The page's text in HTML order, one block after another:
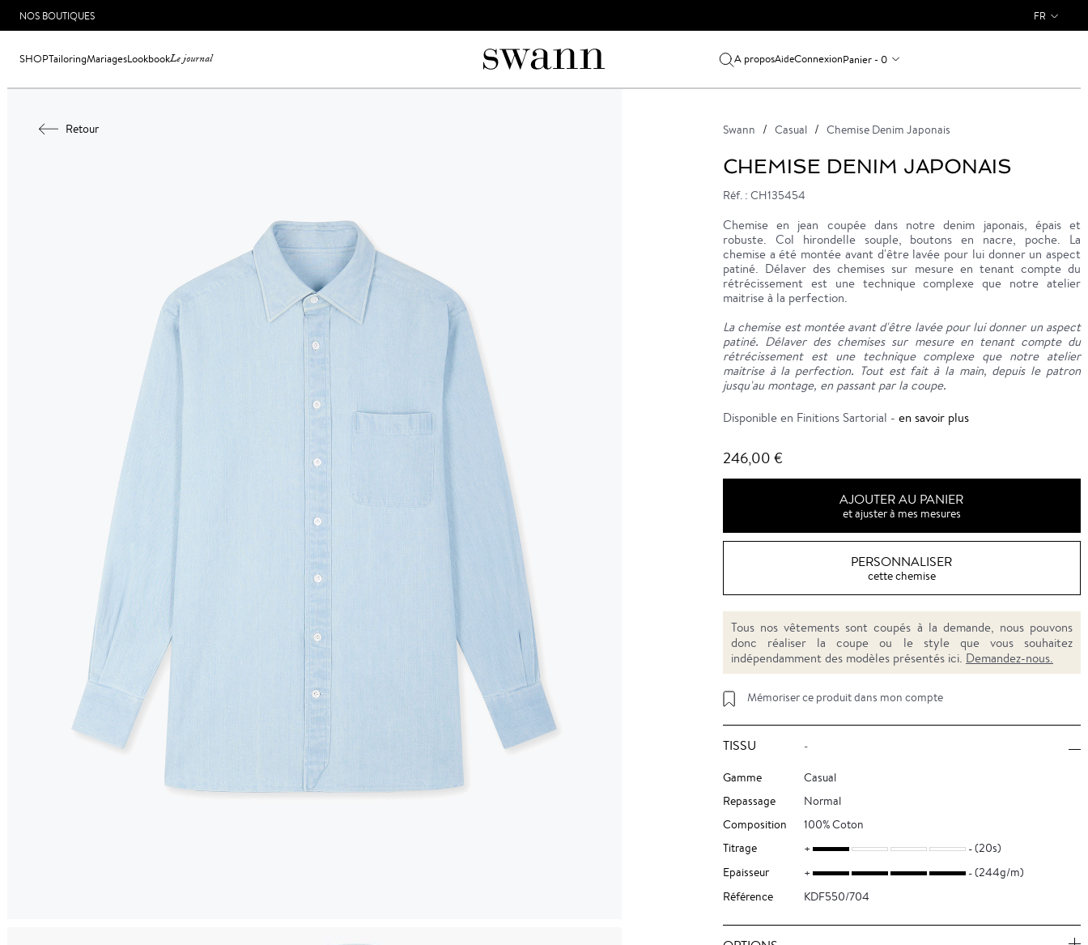
NOS BOUTIQUES FR
SHOPTailoringMariagesLookbookLe journal A proposAideConnexionPanier - 0
Retour Swann Casual Chemise Denim Japonais
CHEMISE DENIM JAPONAIS
Réf. : CH135454
Chemise en jean coupée dans notre denim japonais, épais et
robuste. Col hirondelle souple, boutons en nacre, poche. La
chemise a été montée avant d'être lavée pour lui donner un aspect
patiné. Délaver des chemises sur mesure en tenant compte du
rétrécissement est une technique complexe que notre atelier
maitrise à la perfection.
La chemise est montée avant d'être lavée pour lui donner un aspect
patiné. Délaver des chemises sur mesure en tenant compte du
rétrécissement est une technique complexe que notre atelier
maitrise à la perfection. Tout est fait à la main, depuis le patron
jusqu'au montage, en passant par la coupe.
Disponible en Finitions Sartorial - en savoir plus
246,00 €
AJOUTER AU PANIER
et ajuster à mes mesures
PERSONNALISER
cette chemise
Tous nos vêtements sont coupés à la demande, nous pouvons
donc réaliser la coupe ou le style que vous souhaitez
indépendamment des modèles présentés ici. Demandez-nous.
Mémoriser ce produit dans mon compte
TISSU -
Gamme
Casual
Repassage
Normal
Composition
100% Coton
Titrage
(20s)
Epaisseur
(244g/m)
Référence
KDF550/704